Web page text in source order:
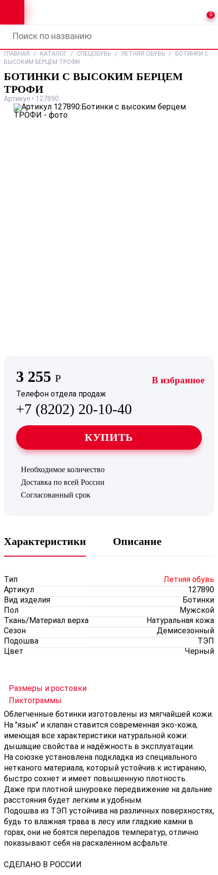
0
ГЛАВНАЯ / КАТАЛОГ / СПЕЦОБУВЬ / ЛЕТНЯЯ ОБУВЬ /
БОТИНКИ С
ВЫСОКИМ БЕРЦЕМ ТРОФИ
БОТИНКИ С ВЫСОКИМ БЕРЦЕМ
ТРОФИ
Артикул • 127890
В избранное
3 255 Р
Телефон отдела продаж
+7 (8202) 20-10-40
КУПИТЬ
Необходимое количество
Доставка по всей России
Согласованный срок
Характеристики Описание
Тип
Летняя обувь
Артикул
127890
Вид изделия
Ботинки
Пол
Мужской
Ткань/Материал верха
Натуральная кожа
Сезон
Демисезонный
Подошва
ТЭП
Цвет
Черный
Размеры и ростовки
Пиктограммы
Облегченные ботинки изготовлены из мягчайшей кожи.
На "язык" и клапан ставится современная эко-кожа,
имеющая все характеристики натуральной кожи:
дышащие свойства и надёжность в эксплуатации.
На союзке установлена подкладка из специального
нетканого материала, который устойчив к истиранию,
быстро сохнет и имеет повышенную плотность.
Даже при плотной шнуровке передвижение на дальние
расстояния будет легким и удобным.
Подошва из ТЭП устойчива на различных поверхностях,
будь то влажная трава в лесу или гладкие камни в
горах, они не боятся перепадов температур, отлично
показывают себя на раскаленном асфальте.
СДЕЛАНО В РОССИИ